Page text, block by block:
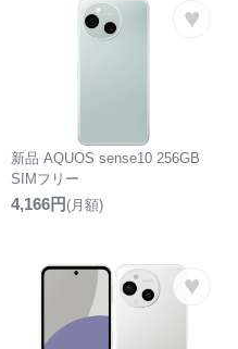
♥
新品 AQUOS sense10 256GB
SIMフリー
4,166円(月額)
♥